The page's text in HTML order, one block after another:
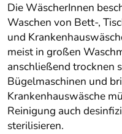
Die WäscherInnen
Waschen von Bett-,
und
meist in großen
anschließend trocknen
Bügelmaschinen und
Krankenhauswäsche
Reinigung auch
sterilisieren.